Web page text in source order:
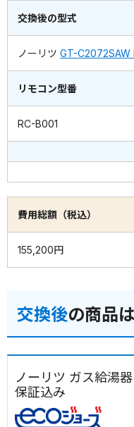
交換後の型式
ノーリツ GT-C2072SAW
リモコン型番
RC-B001
費用総額（税込）
155,200円
交換後の商品
ノーリツ ガス給湯
保証込み